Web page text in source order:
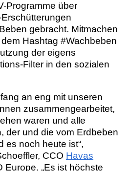
Programme über
gebracht. Mitmachen
Hashtag #Wachbeben
der eigens
Filter in den sozialen
an eng mit unseren
zusammengearbeitet,
waren und alle
der und die vom Erdbeben
es noch heute ist“,
CCO Havas
Europe. „Es ist höchste